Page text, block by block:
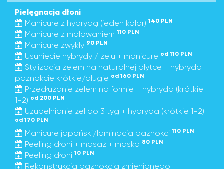
Pielęgnacja dłoni
Manicure z hybrydą (jeden kolor) 140 PLN
Manicure z malowaniem 110 PLN
Manicure zwykły 90 PLN
Usunięcie hybrydy / żelu + manicure od 110 PLN
Stylizacja żelem na naturalnej płytce + hybryda
paznokcie krótkie/długie od 160 PLN
Przedłużanie żelem na formie + hybryda (krótkie
1-2) od 200 PLN
Uzupełnianie żel do 3 tyg + hybryda (krótkie 1-2)
od 170 PLN
Manicure japoński/laminacja paznokci 110 PLN
Peeling dłoni + masaż + maska 80 PLN
Peeling dłoni 10 PLN
Rekonstrukcja paznokcia zmienionego